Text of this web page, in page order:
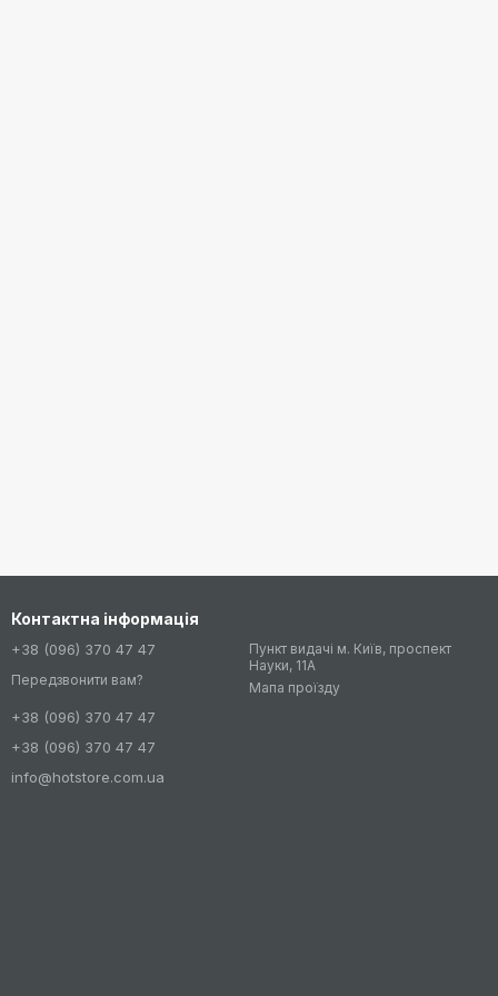
Контактна інформація
+38 (096) 370 47 47
Передзвонити вам?
+38 (096) 370 47 47
+38 (096) 370 47 47
info@hotstore.com.ua
Пункт видачі м. Київ, проспект
Науки, 11А
Мапа проїзду